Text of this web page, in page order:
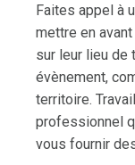
Faites appel à
mettre en
sur leur lieu de
évènement,
territoire.
professionnel
vous fournir